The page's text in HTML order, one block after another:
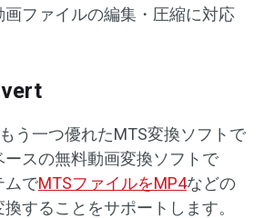
画ファイルの編集・圧縮に対応
う一つ優れたMTS変換ソフトで
スの無料動画変換ソフトで
ムでMTSファイルをMP4などの
することをサポートします。